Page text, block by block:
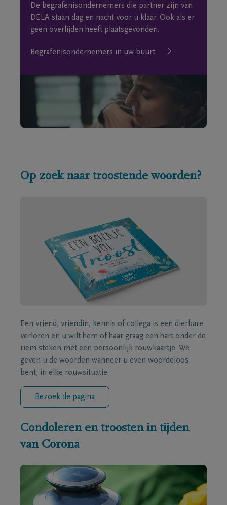
De begrafenisondernemers die partner zijn van
DELA staan dag en nacht voor u klaar. Ook als er
geen overlijden heeft plaatsgevonden.
Begrafenisondernemers in uw buurt
Op zoek naar troostende woorden?
Een vriend, vriendin, kennis of collega is een dierbare
verloren en u wilt hem of haar graag een hart onder de
riem steken met een persoonlijk rouwkaartje. We
geven u de woorden wanneer u even woordeloos
bent, in elke rouwsituatie.
Bezoek de pagina
Condoleren en troosten in tijden
van Corona